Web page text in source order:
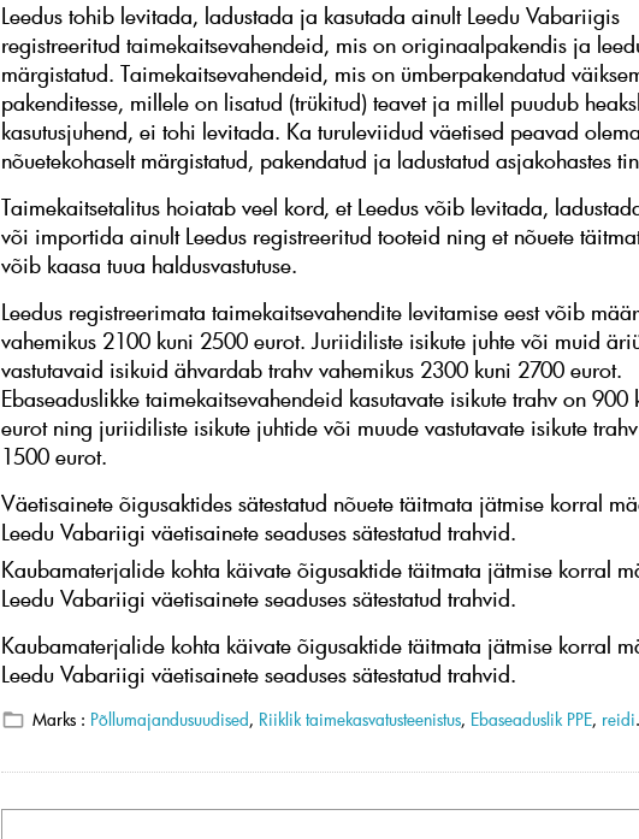
Leedus tohib levitada, ladustada ja kasutada ainult Leedu Vabariigis
registreeritud taimekaitsevahendeid, mis on originaalpakendis ja
märgistatud. Taimekaitsevahendeid, mis on ümberpakendatud
pakenditesse, millele on lisatud (trükitud) teavet ja millel puudub
kasutusjuhend, ei tohi levitada. Ka turuleviidud väetised peavad
nõuetekohaselt märgistatud, pakendatud ja ladustatud asjakohastes
Taimekaitsetalitus hoiatab veel kord, et Leedus võib levitada,
või importida ainult Leedus registreeritud tooteid ning et nõuete
võib kaasa tuua haldusvastutuse.
Leedus registreerimata taimekaitsevahendite levitamise eest võib
vahemikus 2100 kuni 2500 eurot. Juriidiliste isikute juhte või muid
vastutavaid isikuid ähvardab trahv vahemikus 2300 kuni 2700 eurot.
Ebaseaduslikke taimekaitsevahendeid kasutavate isikute trahv on 900
eurot ning juriidiliste isikute juhtide või muude vastutavate isikute
1500 eurot.
Väetisainete õigusaktides sätestatud nõuete täitmata jätmise korral
Leedu Vabariigi väetisainete seaduses sätestatud trahvid.
Kaubamaterjalide kohta käivate õigusaktide täitmata jätmise korral
Leedu Vabariigi väetisainete seaduses sätestatud trahvid.
Kaubamaterjalide kohta käivate õigusaktide täitmata jätmise korral
Leedu Vabariigi väetisainete seaduses sätestatud trahvid.
Marks : Põllumajandusuudised, Riiklik taimekasvatusteenistus, Ebaseaduslik PPE, reidi.